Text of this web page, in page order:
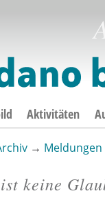
Aktivitäten
→ Meldungen
keine